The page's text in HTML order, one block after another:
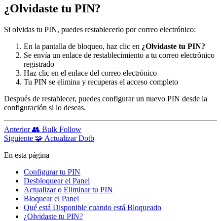
¿Olvidaste tu PIN?
Si olvidas tu PIN, puedes restablecerlo por correo electrónico:
En la pantalla de bloqueo, haz clic en ¿Olvidaste tu PIN?
Se envía un enlace de restablecimiento a tu correo electrónico
registrado
Haz clic en el enlace del correo electrónico
Tu PIN se elimina y recuperas el acceso completo
Después de restablecer, puedes configurar un nuevo PIN desde la
configuración si lo deseas.
Anterior 👥 Bulk Follow
Siguiente 🧩 Actualizar Dotb
En esta página
Configurar tu PIN
Desbloquear el Panel
Actualizar o Eliminar tu PIN
Bloquear el Panel
Qué está Disponible cuando está Bloqueado
¿Olvidaste tu PIN?